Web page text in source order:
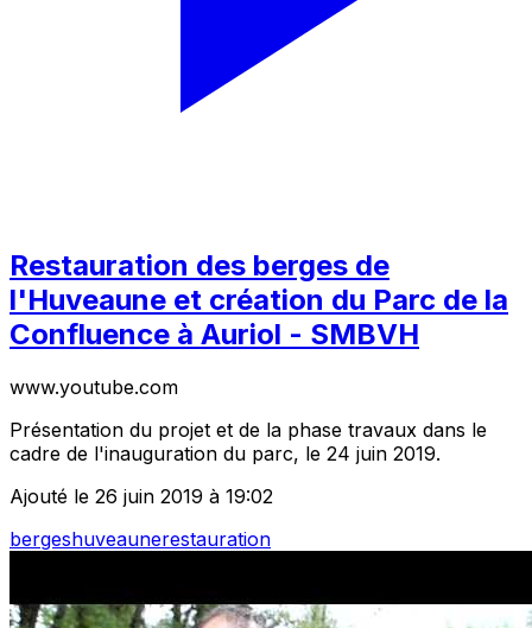
Restauration des berges de
l'Huveaune et création du Parc de la
Confluence à Auriol - SMBVH
www.youtube.com
Présentation du projet et de la phase travaux dans le
cadre de l'inauguration du parc, le 24 juin 2019.
Ajouté le 26 juin 2019 à 19:02
bergeshuveaunerestauration